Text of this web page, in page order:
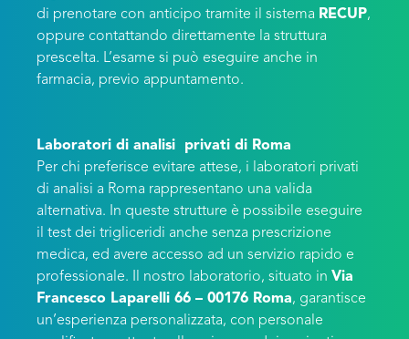
di prenotare con anticipo tramite il sistema RECUP,
oppure contattando direttamente la struttura
prescelta. L’esame si può eseguire anche in
farmacia, previo appuntamento.
Laboratori di analisi privati di Roma
Per chi preferisce evitare attese, i laboratori privati
di analisi a Roma rappresentano una valida
alternativa. In queste strutture è possibile eseguire
il test dei trigliceridi anche senza prescrizione
medica, ed avere accesso ad un servizio rapido e
professionale. Il nostro laboratorio, situato in Via
Francesco Laparelli 66 – 00176 Roma, garantisce
un’esperienza personalizzata, con personale